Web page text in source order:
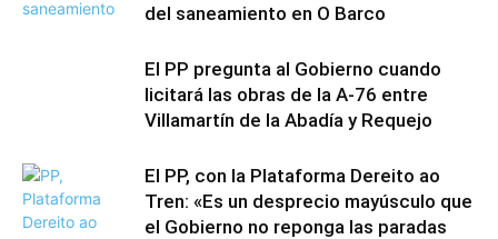
del saneamiento en O Barco
El PP pregunta al Gobierno cuando
licitará las obras de la A-76 entre
Villamartín de la Abadía y Requejo
El PP, con la Plataforma Dereito ao
Tren: «Es un desprecio mayúsculo que
el Gobierno no reponga las paradas